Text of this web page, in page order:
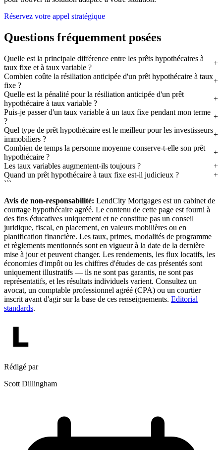
Réservez votre appel stratégique
Questions fréquemment posées
Quelle est la principale différence entre les prêts hypothécaires à
taux fixe et à taux variable ?
Combien coûte la résiliation anticipée d'un prêt hypothécaire à taux
fixe ?
Quelle est la pénalité pour la résiliation anticipée d'un prêt
hypothécaire à taux variable ?
Puis-je passer d'un taux variable à un taux fixe pendant mon terme
?
Quel type de prêt hypothécaire est le meilleur pour les investisseurs
immobiliers ?
Combien de temps la personne moyenne conserve-t-elle son prêt
hypothécaire ?
Les taux variables augmentent-ils toujours ?
Quand un prêt hypothécaire à taux fixe est-il judicieux ?
```
Avis de non-responsabilité: LendCity Mortgages est un cabinet de
courtage hypothécaire agréé. Le contenu de cette page est fourni à
des fins éducatives uniquement et ne constitue pas un conseil
juridique, fiscal, en placement, en valeurs mobilières ou en
planification financière. Les taux, primes, modalités de programme
et règlements mentionnés sont en vigueur à la date de la dernière
mise à jour et peuvent changer. Les rendements, les flux locatifs, les
économies d'impôt ou les chiffres d'études de cas présentés sont
uniquement illustratifs — ils ne sont pas garantis, ne sont pas
représentatifs, et les résultats individuels varient. Consultez un
avocat, un comptable professionnel agréé (CPA) ou un courtier
inscrit avant d'agir sur la base de ces renseignements. Editorial
standards.
Rédigé par
Scott Dillingham